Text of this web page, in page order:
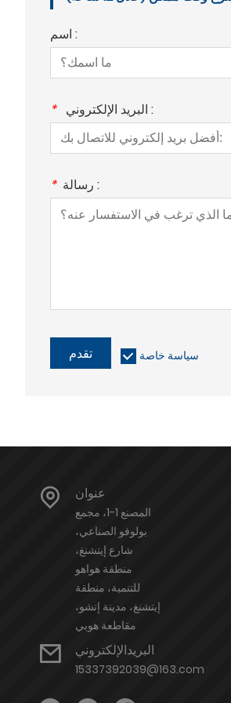
اسم :
* البريد الإلكتروني :
* رسالة :
تقدم سياسة خاصة
عنوان
المصنع 1-1، مجمع
بولوفو الصناعي،
شارع إيتشنغ،
منطقة هواهو
للتنمية، منطقة
إيتشنغ، مدينة إتشو،
مقاطعة هوبي
البريدالإلكتروني
15337392039@163.com